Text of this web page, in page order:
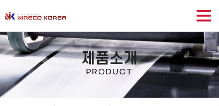
제품소개
PRODUCT